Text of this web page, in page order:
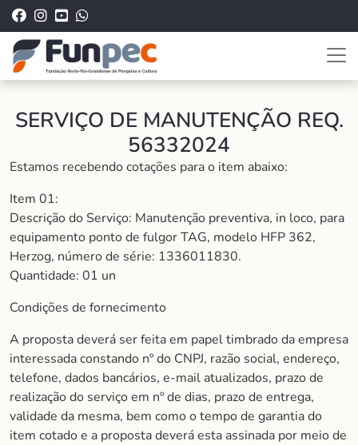
SERVIÇO DE MANUTENÇÃO REQ.
56332024
Estamos recebendo cotações para o item abaixo:
Item 01:
Descrição do Serviço: Manutenção preventiva, in loco, para
equipamento ponto de fulgor TAG, modelo HFP 362,
Herzog, número de série: 1336011830.
Quantidade: 01 un
Condições de fornecimento
A proposta deverá ser feita em papel timbrado da empresa
interessada constando nº do CNPJ, razão social, endereço,
telefone, dados bancários, e-mail atualizados, prazo de
realização do serviço em nº de dias, prazo de entrega,
validade da mesma, bem como o tempo de garantia do
item cotado e a proposta deverá esta assinada por meio de